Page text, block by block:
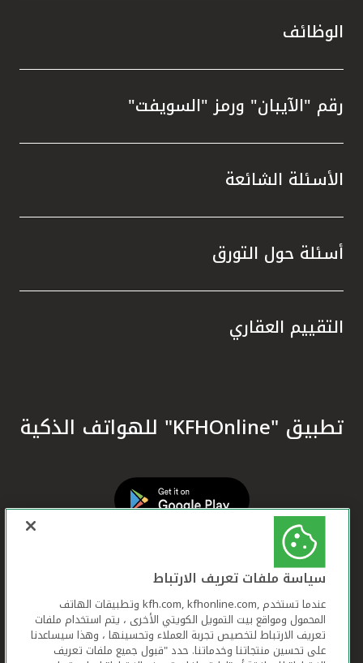
الوظائف
رقم "الآيبان" ورمز "السويفت"
الأسئلة الشائعة
أسئلة حول التورق
التقييم العقاري
تطبيق "KFHOnline" للهواتف الذكية
سياسة ملفات تعريف الارتباط
عندما تستخدم ,kfh.com, kfhonline.com وتطبيقات الهاتف
المحمول ومواقع بيت التمويل الكويتي الأخرى ، يتم استخدام ملفات
تعريف الارتباط لتخصيص تجربة العملاء وتحسينها ، وهذا سيساعدنا
على تحسين منتجاتنا وخدماتنا. حدد "قبول جميع ملفات تعريف